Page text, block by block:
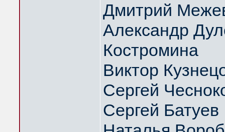
Дмитрий
Александр
Костромина
Виктор
Сергей
Сергей Батуев